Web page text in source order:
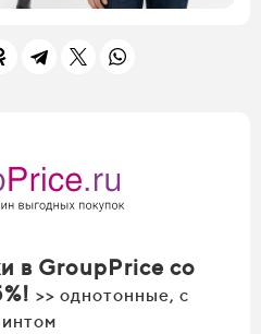
в GroupPrice со
>> однотонные, с